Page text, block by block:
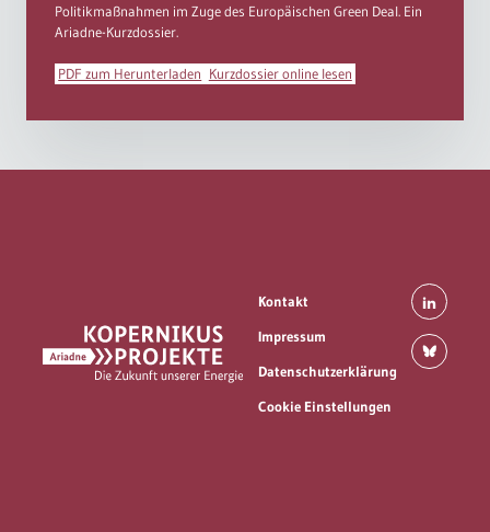
Politikmaßnahmen im Zuge des Europäischen Green Deal. Ein
Ariadne-Kurzdossier.
PDF zum Herunterladen Kurzdossier online lesen
Kontakt
Impressum
Datenschutzerklärung
Cookie Einstellungen